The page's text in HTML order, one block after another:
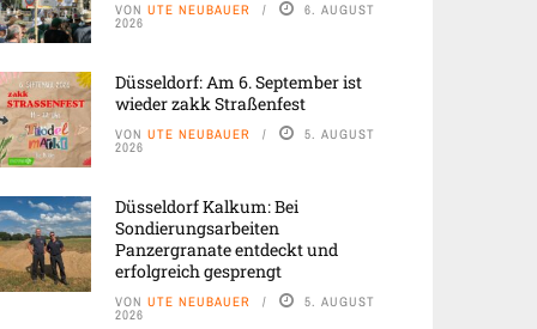
VON UTE NEUBAUER 6. AUGUST
2026
Düsseldorf: Am 6. September ist
wieder zakk Straßenfest
VON UTE NEUBAUER 5. AUGUST
2026
Düsseldorf Kalkum: Bei
Sondierungsarbeiten
Panzergranate entdeckt und
erfolgreich gesprengt
VON UTE NEUBAUER 5. AUGUST
2026